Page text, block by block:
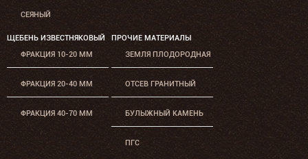
СЕЯНЫЙ
ЩЕБЕНЬ ИЗВЕСТНЯКОВЫЙ
ФРАКЦИЯ 10-20 ММ
ФРАКЦИЯ 20-40 ММ
ФРАКЦИЯ 40-70 ММ
ПРОЧИЕ МАТЕРИАЛЫ
ЗЕМЛЯ ПЛОДОРОДНАЯ
ОТСЕВ ГРАНИТНЫЙ
БУЛЫЖНЫЙ КАМЕНЬ
ПГС